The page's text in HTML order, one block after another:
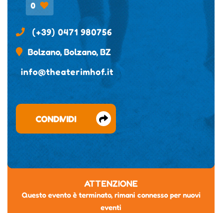
0
(+39) 0471 980756
Bolzano, Bolzano, BZ
info@theaterimhof.it
CONDIVIDI
ATTENZIONE
Questo evento è terminato, rimani connesso per nuovi
eventi